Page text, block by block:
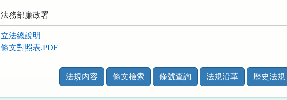
法務部廉政署
立法總說明
條文對照表.PDF
法規內容 條文檢索 條號查詢 法規沿革 歷史法規